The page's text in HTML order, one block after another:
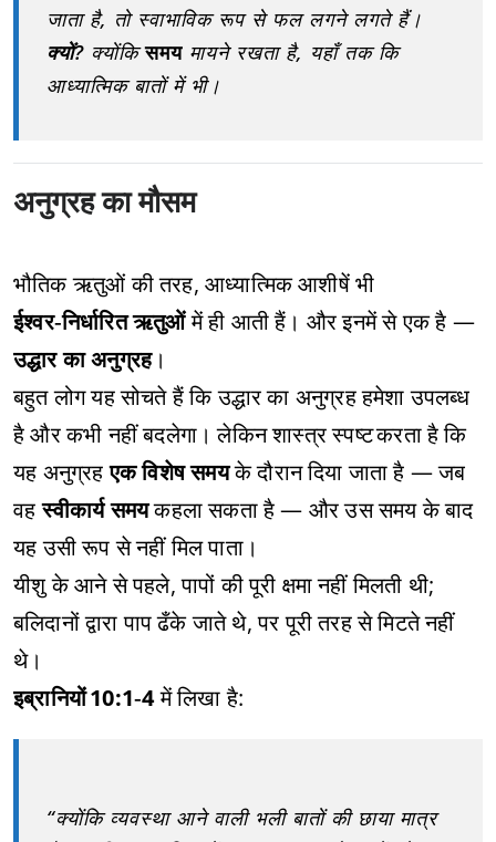
जाता है, तो स्वाभाविक रूप से फल लगने लगते हैं।
क्यों? क्योंकिसमय मायने रखता है, यहाँ तक कि
आध्यात्मिक बातों में भी।
अनुग्रह का मौसम
भौतिक ऋतुओं की तरह, आध्यात्मिक आशीषें भी
ईश्वर‑निर्धारित ऋतुओंमें ही आती हैं। और इनमें से एक है —
उद्धार का अनुग्रह।
बहुत लोग यह सोचते हैं कि उद्धार का अनुग्रह हमेशा उपलब्ध
है और कभी नहीं बदलेगा। लेकिन शास्त्र स्पष्ट करता है कि
यह अनुग्रहएक विशेष समयके दौरान दिया जाता है — जब
वहस्वीकार्य समयकहला सकता है — और उस समय के बाद
यह उसी रूप से नहीं मिल पाता।
यीशु के आने से पहले, पापों की पूरी क्षमा नहीं मिलती थी;
बलिदानों द्वारा पाप ढँके जाते थे, पर पूरी तरह से मिटते नहीं
थे।
इब्रानियों 10:1‑4में लिखा है:
“क्योंकि व्यवस्था आने वाली भली बातों की छाया मात्र